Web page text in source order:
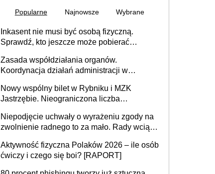
Popularne Najnowsze Wybrane
Inkasent nie musi być osobą fizyczną.
Sprawdź, kto jeszcze może pobierać
Zasada współdziałania organów.
Koordynacja działań administracji w
Nowy wspólny bilet w Rybniku i MZK
Jastrzębie. Nieograniczona liczba
Niepodjęcie uchwały o wyrażeniu zgody na
zwolnienie radnego to za mało. Rady wciąż
rozstrzygać sprawy
Aktywność fizyczna Polaków 2026 – ile osób
ćwiczy i czego się boi? [RAPORT]